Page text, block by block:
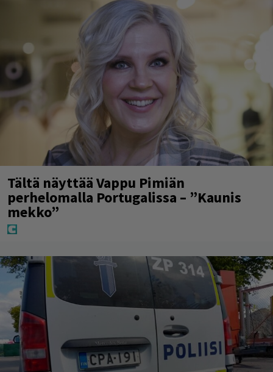
Tältä näyttää Vappu Pimiän
perhelomalla Portugalissa – ”Kaunis
mekko”